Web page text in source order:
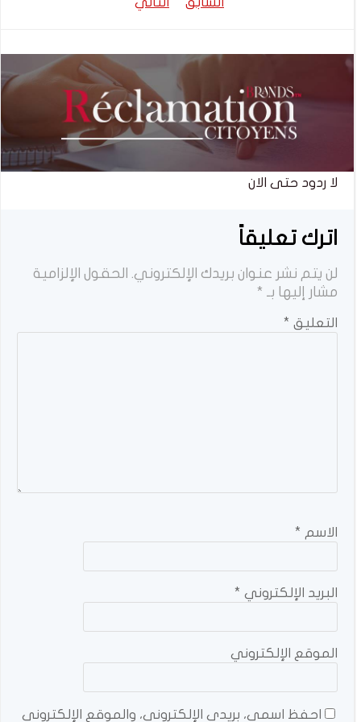
لا ردود حتى الان
اترك تعليقاً
لن يتم نشر عنوان بريدك الإلكتروني. الحقول الإلزامية
مشار إليها بـ *
التعليق *
الاسم *
البريد الإلكتروني *
الموقع الإلكتروني
احفظ اسمي، بريدي الإلكتروني، والموقع الإلكتروني